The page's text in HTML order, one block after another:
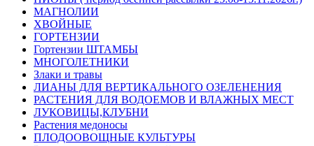
МАГНОЛИИ
ХВОЙНЫЕ
ГОРТЕНЗИИ
Гортензии ШТАМБЫ
МНОГОЛЕТНИКИ
Злаки и травы
ЛИАНЫ ДЛЯ ВЕРТИКАЛЬНОГО ОЗЕЛЕНЕНИЯ
РАСТЕНИЯ ДЛЯ ВОДОЕМОВ И ВЛАЖНЫХ МЕСТ
ЛУКОВИЦЫ,КЛУБНИ
Растения медоносы
ПЛОДООВОЩНЫЕ КУЛЬТУРЫ